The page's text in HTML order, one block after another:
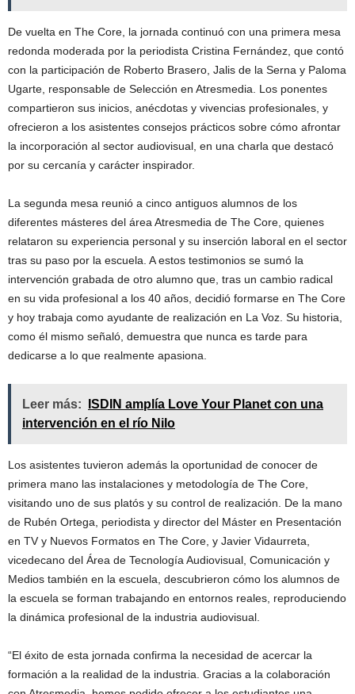
De vuelta en The Core, la jornada continuó con una primera mesa
redonda moderada por la periodista Cristina Fernández, que contó
con la participación de Roberto Brasero, Jalis de la Serna y Paloma
Ugarte, responsable de Selección en Atresmedia. Los ponentes
compartieron sus inicios, anécdotas y vivencias profesionales, y
ofrecieron a los asistentes consejos prácticos sobre cómo afrontar
la incorporación al sector audiovisual, en una charla que destacó
por su cercanía y carácter inspirador.
La segunda mesa reunió a cinco antiguos alumnos de los
diferentes másteres del área Atresmedia de The Core, quienes
relataron su experiencia personal y su inserción laboral en el sector
tras su paso por la escuela. A estos testimonios se sumó la
intervención grabada de otro alumno que, tras un cambio radical
en su vida profesional a los 40 años, decidió formarse en The Core
y hoy trabaja como ayudante de realización en La Voz. Su historia,
como él mismo señaló, demuestra que nunca es tarde para
dedicarse a lo que realmente apasiona.
Leer más:
ISDIN amplía Love Your Planet con una
intervención en el río Nilo
Los asistentes tuvieron además la oportunidad de conocer de
primera mano las instalaciones y metodología de The Core,
visitando uno de sus platós y su control de realización. De la mano
de Rubén Ortega, periodista y director del Máster en Presentación
en TV y Nuevos Formatos en The Core, y Javier Vidaurreta,
vicedecano del Área de Tecnología Audiovisual, Comunicación y
Medios también en la escuela, descubrieron cómo los alumnos de
la escuela se forman trabajando en entornos reales, reproduciendo
la dinámica profesional de la industria audiovisual.
“El éxito de esta jornada confirma la necesidad de acercar la
formación a la realidad de la industria. Gracias a la colaboración